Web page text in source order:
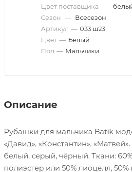
Цвет поставщика —
Сезон — Всесезон
Артикул — 033 ш23
Цвет — Белый
Пол — Мальчики
Описание
Рубашки для мальчика Batik
«Давид», «Константин»,
белый, серый, чёрный. Ткани:
полиэстер или 50% лиоцелл, 50%